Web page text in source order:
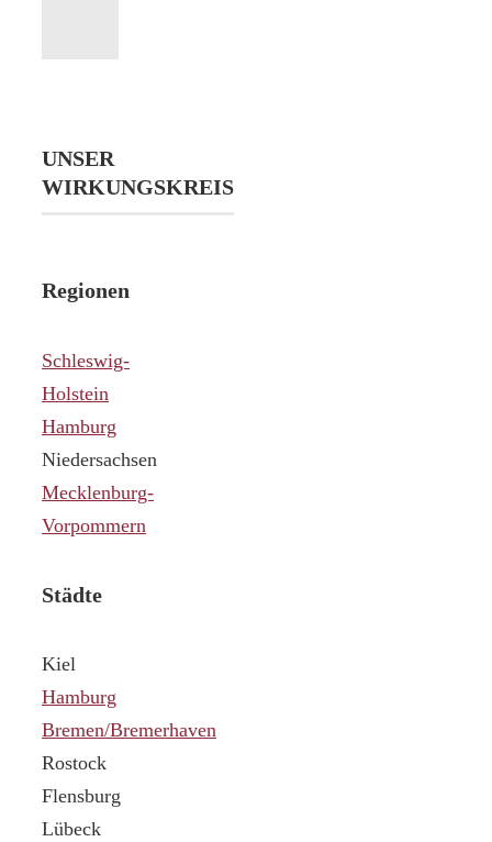
UNSER
WIRKUNGSKREIS
Regionen
Schleswig-
Holstein
Hamburg
Niedersachsen
Mecklenburg-
Vorpommern
Städte
Kiel
Hamburg
Bremen/Bremerhaven
Rostock
Flensburg
Lübeck